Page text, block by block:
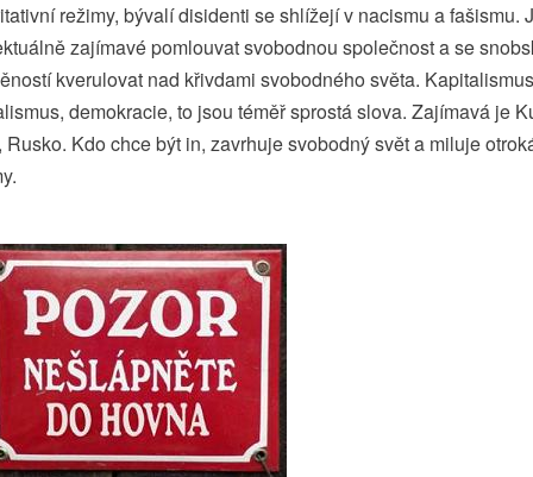
režimy, bývalí disidenti se shlížejí v nacismu a fašismu.
zajímavé pomlouvat svobodnou společnost a se
kverulovat nad křivdami svobodného světa.
demokracie, to jsou téměř sprostá slova. Zajímavá je
Rusko. Kdo chce být in, zavrhuje svobodný svět a miluje